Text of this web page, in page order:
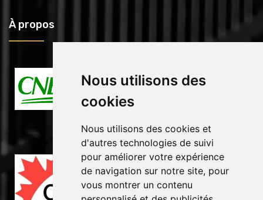
Nous utilisons des
cookies
Nous utilisons des cookies et
d'autres technologies de suivi
pour améliorer votre expérience
de navigation sur notre site, pour
vous montrer un contenu
À propos